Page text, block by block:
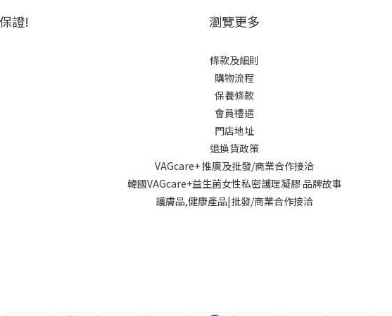
證! 瀏覽更多
條款及細則
購物流程
保養條款
會員禮遇
門店地址
退換貨政策
VAGcare+ 推廣及批發/商業合作接洽
韓國VAGcare+益生菌女性私密護理凝膠 品牌故事
護膚品,健康產品|批發/商業合作接洽